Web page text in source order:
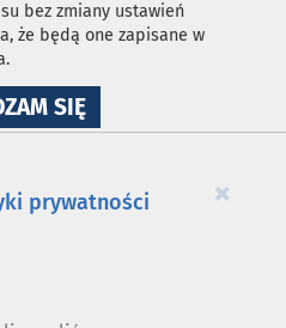
bez zmiany ustawień
że będą one zapisane w
SIĘNA
WYKORZYSTANIE
×
prywatności